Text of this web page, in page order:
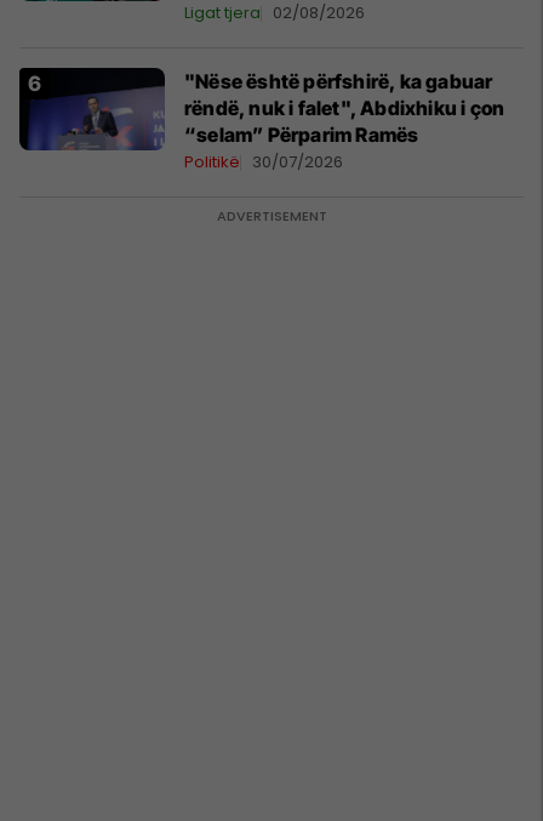
Ligat tjera 02/08/2026
"Nëse është përfshirë, ka gabuar
rëndë, nuk i falet", Abdixhiku i çon
“selam” Përparim Ramës
Politikë 30/07/2026